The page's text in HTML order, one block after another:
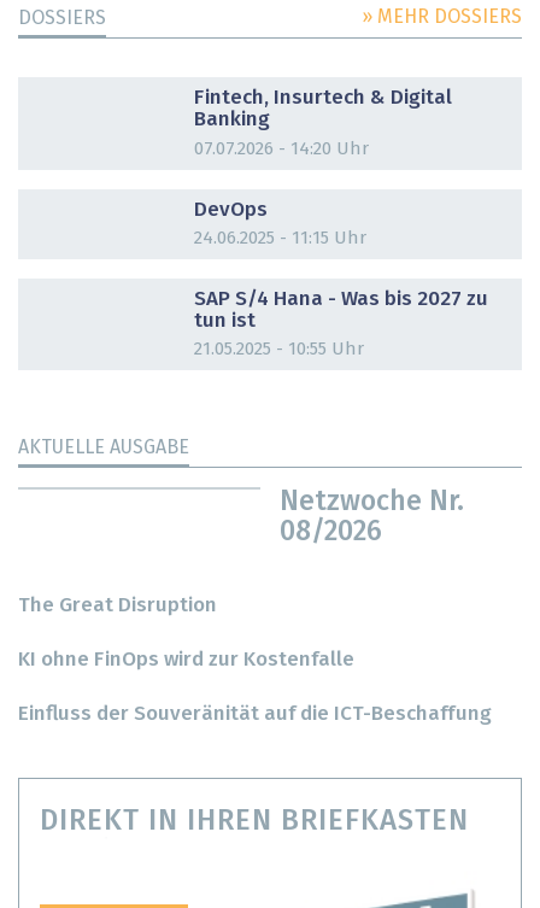
DOSSIERS » MEHR DOSSIERS
Fintech, Insurtech & Digital
Banking
07.07.2026 - 14:20 Uhr
DevOps
24.06.2025 - 11:15 Uhr
SAP S/4 Hana - Was bis 2027 zu
tun ist
21.05.2025 - 10:55 Uhr
AKTUELLE AUSGABE
Netzwoche Nr.
08/2026
The Great Disruption
KI ohne FinOps wird zur Kostenfalle
Einfluss der Souveränität auf die ICT-Beschaffung
DIREKT IN IHREN BRIEFKASTEN